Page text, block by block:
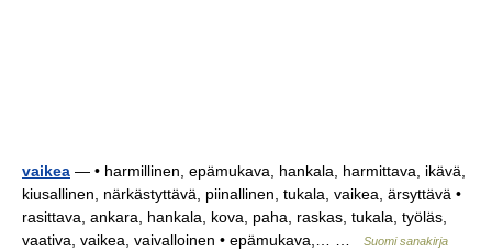
vaikea — • harmillinen, epämukava, hankala, harmittava, ikävä,
kiusallinen, närkästyttävä, piinallinen, tukala, vaikea, ärsyttävä •
rasittava, ankara, hankala, kova, paha, raskas, tukala, työläs,
vaativa, vaikea, vaivalloinen • epämukava,… …
Suomi sanakirja